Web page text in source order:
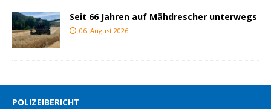
Seit 66 Jahren auf Mähdrescher unterwegs
06. August 2026
POLIZEIBERICHT